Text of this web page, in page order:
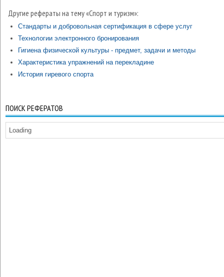
Другие рефераты на тему «Спорт и туризм»:
Стандарты и добровольная сертификация в сфере услуг
Технологии электронного бронирования
Гигиена физической культуры - предмет, задачи и методы
Характеристика упражнений на перекладине
История гиревого спорта
ПОИСК РЕФЕРАТОВ
Loading